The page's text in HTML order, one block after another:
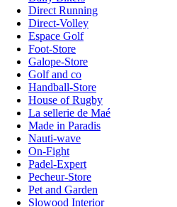
Direct Running
Direct-Volley
Espace Golf
Foot-Store
Galope-Store
Golf and co
Handball-Store
House of Rugby
La sellerie de Maé
Made in Paradis
Nauti-wave
On-Fight
Padel-Expert
Pecheur-Store
Pet and Garden
Slowood Interior